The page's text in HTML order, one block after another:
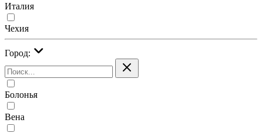
Италия
Чехия
Город:
Болонья
Вена